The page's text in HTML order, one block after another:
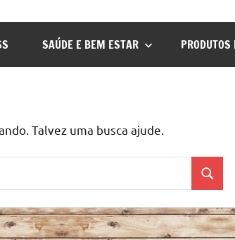
SAÚDE E BEM ESTAR
Talvez uma busca ajude.